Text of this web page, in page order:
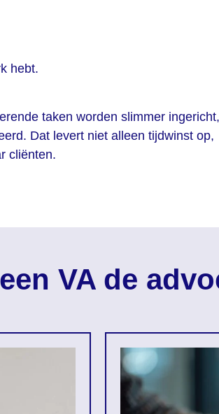
hebt.
taken worden slimmer ingericht,
Dat levert niet alleen tijdwinst op,
cliënten.
VA de